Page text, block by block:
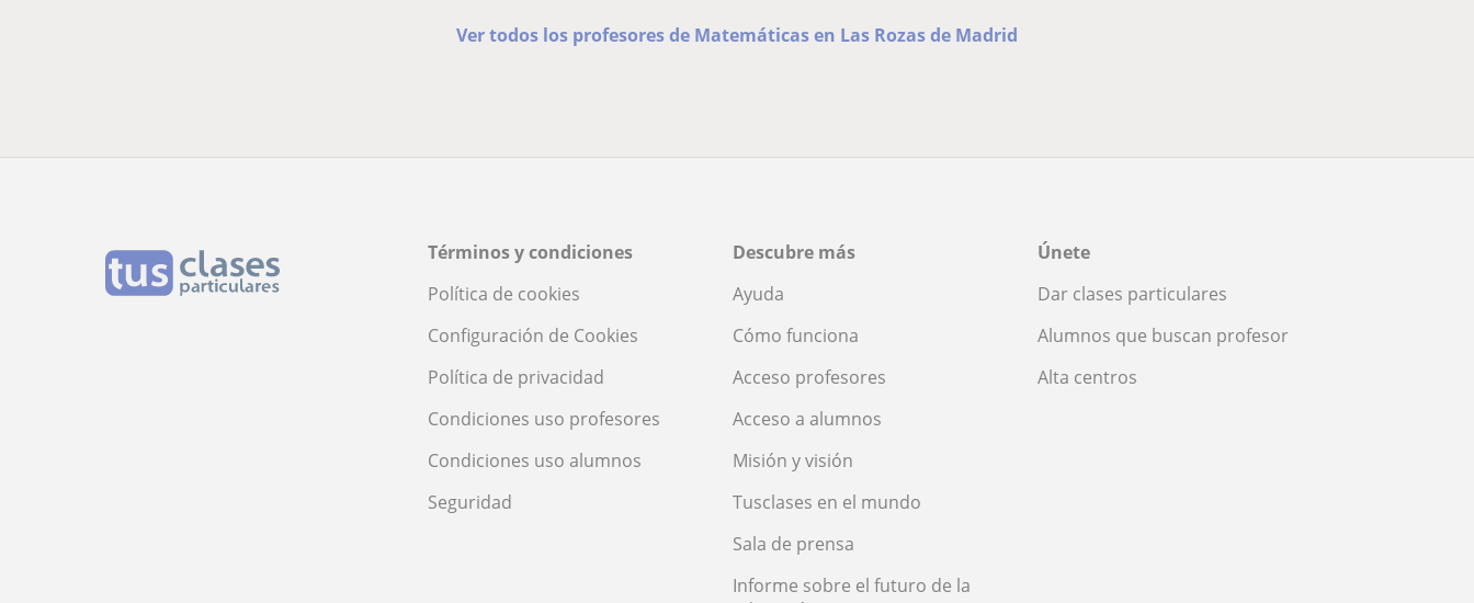
Ver todos los profesores de Matemáticas en Las Rozas de Madrid
Términos y condiciones
Política de cookies
Configuración de Cookies
Política de privacidad
Condiciones uso profesores
Condiciones uso alumnos
Seguridad
Descubre más
Ayuda
Cómo funciona
Acceso profesores
Acceso a alumnos
Misión y visión
Tusclases en el mundo
Sala de prensa
Informe sobre el futuro de la
Únete
Dar clases particulares
Alumnos que buscan profesor
Alta centros